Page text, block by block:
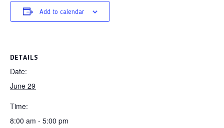
Add to calendar
DETAILS
Date:
June 29
Time:
8:00 am - 5:00 pm